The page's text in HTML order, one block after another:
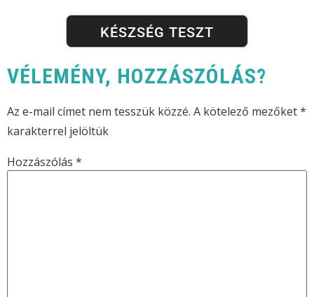
KÉSZSÉG TESZT
VÉLEMÉNY, HOZZÁSZÓLÁS?
Az e-mail címet nem tesszük közzé. A kötelező mezőket*
karakterrel jelöltük
Hozzászólás *